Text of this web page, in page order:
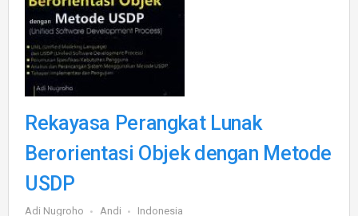
Rekayasa Perangkat Lunak
Berorientasi Objek dengan Metode
USDP
Adi Nugroho Andi Indonesia